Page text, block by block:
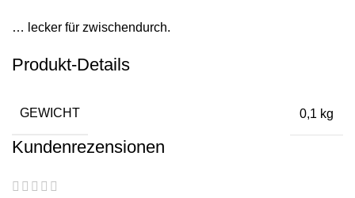
… lecker für zwischendurch.
Produkt-Details
GEWICHT 0,1 kg
Kundenrezensionen